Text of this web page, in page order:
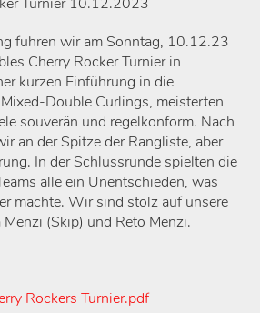
fuhren wir am Sonntag, 10.12.23
Cherry Rocker Turnier in
kurzen Einführung in die
Double Curlings, meisterten
souverän und regelkonform. Nach
an der Spitze der Rangliste, aber
In der Schlussrunde spielten die
alle ein Unentschieden, was
machte. Wir sind stolz auf unsere
Menzi (Skip) und Reto Menzi.
Rockers Turnier.pdf